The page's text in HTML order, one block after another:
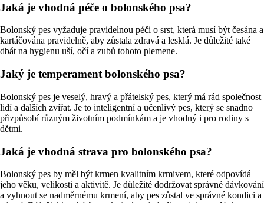
Jaká je vhodná péče o bolonského psa?
Bolonský pes vyžaduje pravidelnou péči o srst, která musí být česána a
kartáčována pravidelně, aby zůstala zdravá a lesklá. Je důležité také
dbát na hygienu uší, očí a zubů tohoto plemene.
Jaký je temperament bolonského psa?
Bolonský pes je veselý, hravý a přátelský pes, který má rád společnost
lidí a dalších zvířat. Je to inteligentní a učenlivý pes, který se snadno
přizpůsobí různým životním podmínkám a je vhodný i pro rodiny s
dětmi.
Jaká je vhodná strava pro bolonského psa?
Bolonský pes by měl být krmen kvalitním krmivem, které odpovídá
jeho věku, velikosti a aktivitě. Je důležité dodržovat správné dávkování
a vyhnout se nadměrnému krmení, aby pes zůstal ve správné kondici a